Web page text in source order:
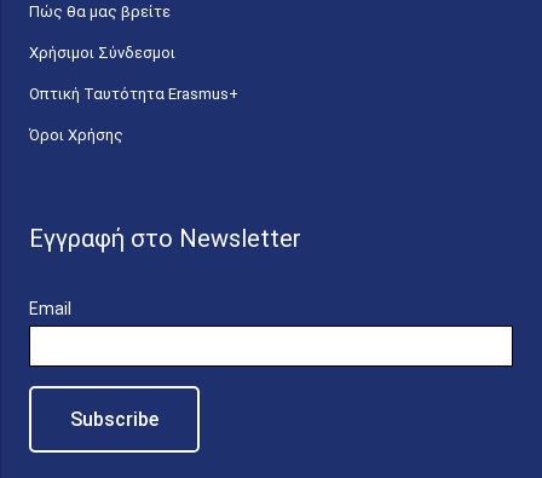
Πώς θα μας βρείτε
Χρήσιμοι Σύνδεσμοι
Οπτική Ταυτότητα Erasmus+
Όροι Χρήσης
Εγγραφή στο Newsletter
Email